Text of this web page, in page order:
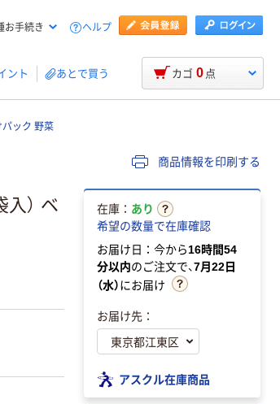
お手続き ヘルプ
ント あとで買う カゴ 0 点
ック 野菜
商品情報を印刷する
） ベ
在庫： あり
希望の数量で在庫確認
お届け日：今から16時間54
分以内のご注文で、7月22日
（水）にお届け
お届け先：
アスクル在庫商品